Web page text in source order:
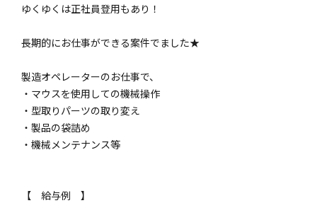
ゆくゆくは正社員登用もあり！
長期的にお仕事ができる案件でました★
製造オペレーターのお仕事で、
・マウスを使用しての機械操作
・型取りパーツの取り変え
・製品の袋詰め
・機械メンテナンス等
【 給与例 】